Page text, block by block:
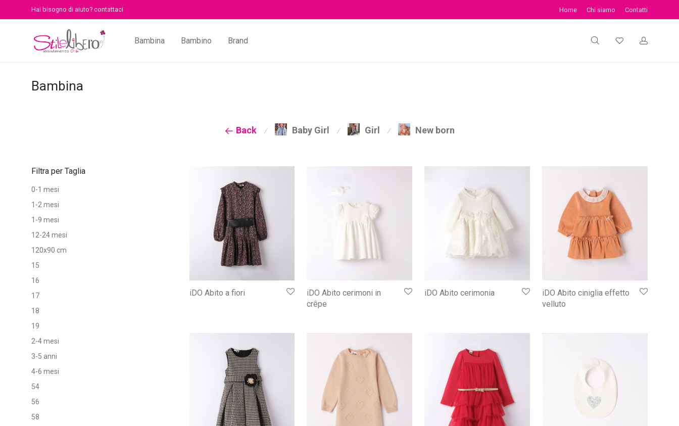
Hai bisogno di aiuto? contattaci Home Chi siamo Contatti
Bambina Bambino Brand
Bambina
Back ⁄ Baby Girl ⁄ Girl ⁄ New born
Filtra per Taglia
0-1 mesi
1-2 mesi
1-9 mesi
12-24 mesi
120x90 cm
15
16
17
18
19
2-4 mesi
3-5 anni
4-6 mesi
54
56
58
iDO Abito a fiori
iDO Abito cerimoni in
crêpe
iDO Abito cerimonia
iDO Abito ciniglia effetto
velluto